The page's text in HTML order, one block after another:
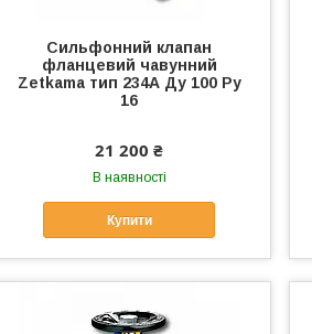
Сильфонний клапан
фланцевий чавунний
Zetkama тип 234А Ду 100 Ру
16
21 200 ₴
В наявності
Купити